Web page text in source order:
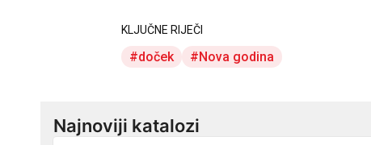
KLJUČNE RIJEČI
doček Nova godina